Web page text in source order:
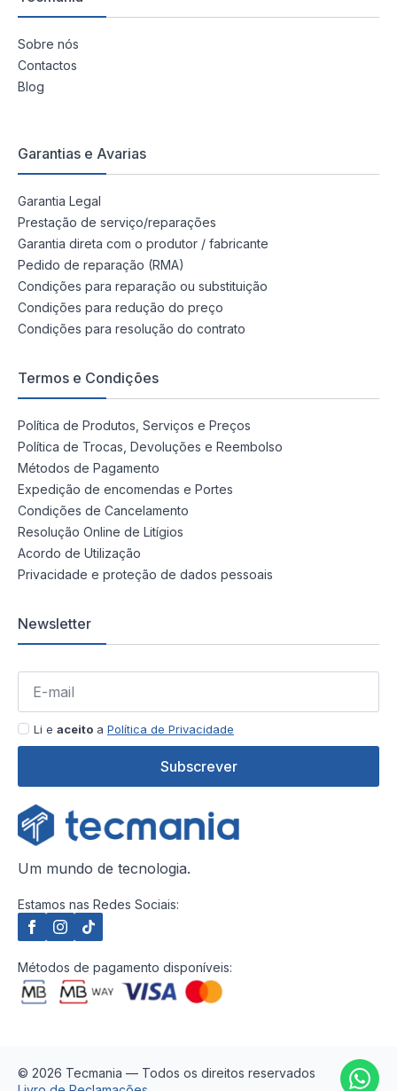
Sobre nós
Contactos
Blog
Garantias e Avarias
Garantia Legal
Prestação de serviço/reparações
Garantia direta com o produtor / fabricante
Pedido de reparação (RMA)
Condições para reparação ou substituição
Condições para redução do preço
Condições para resolução do contrato
Termos e Condições
Política de Produtos, Serviços e Preços
Política de Trocas, Devoluções e Reembolso
Métodos de Pagamento
Expedição de encomendas e Portes
Condições de Cancelamento
Resolução Online de Litígios
Acordo de Utilização
Privacidade e proteção de dados pessoais
Newsletter
Li e aceito a Política de Privacidade
Subscrever
Um mundo de tecnologia.
Estamos nas Redes Sociais:
Métodos de pagamento disponíveis:
© 2026 Tecmania — Todos os direitos reservados